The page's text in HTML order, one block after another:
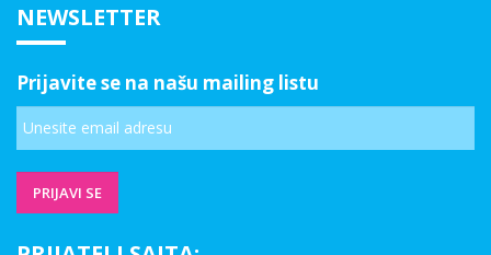
NEWSLETTER
Prijavite se na našu mailing listu